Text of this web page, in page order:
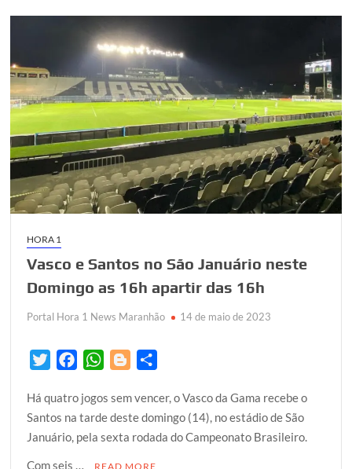
HORA 1
Vasco e Santos no São Januário neste
Domingo as 16h apartir das 16h
Portal Hora 1 News Maranhão 14 de maio de 2023
i
t
t
e
c
e
b
W
a
t
s
A
o
g
g
e
a
r
e
Há quatro jogos sem vencer, o Vasco da Gama recebe o
Santos na tarde deste domingo (14), no estádio de São
Januário, pela sexta rodada do Campeonato Brasileiro.
Com seis …
READ MORE